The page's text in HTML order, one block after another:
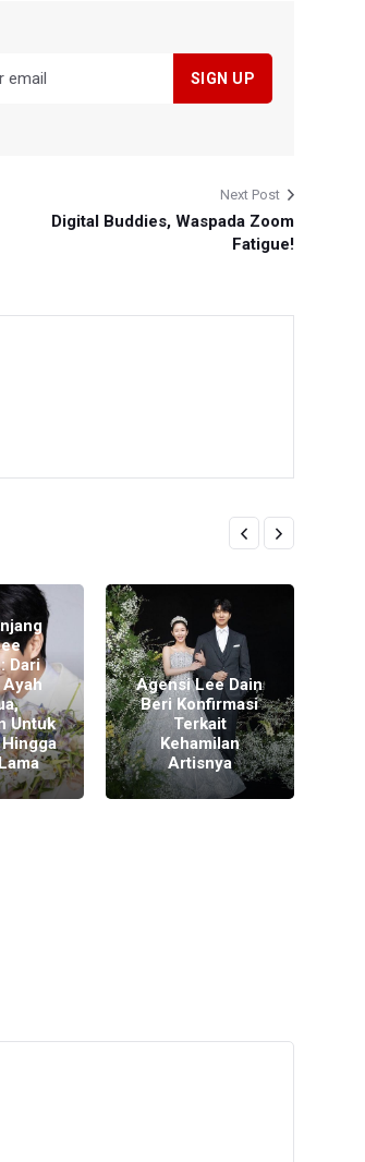
Next Post
Digital Buddies, Waspada Zoom
Fatigue!
Dari
Untuk
Agensi Lee Dain
Beri Konfirmasi
Terkait
Kehamilan
Artisnya